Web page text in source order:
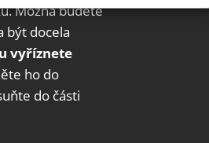
podvodů a
reklamy a obsahu,
údajů.
Možná budete
být docela
vyříznete
ho do
do části